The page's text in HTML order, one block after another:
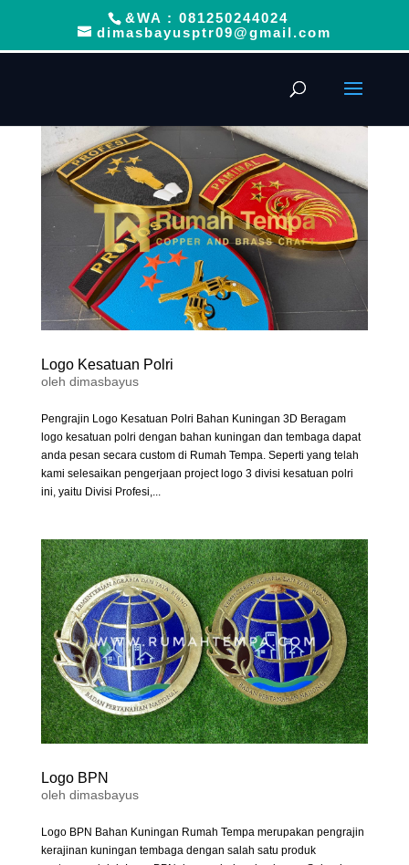
&WA : 081250244024
dimasbayusptr09@gmail.com
Logo Kesatuan Polri
oleh dimasbayus
Pengrajin Logo Kesatuan Polri Bahan Kuningan 3D Beragam
logo kesatuan polri dengan bahan kuningan dan tembaga dapat
anda pesan secara custom di Rumah Tempa. Seperti yang telah
kami selesaikan pengerjaan project logo 3 divisi kesatuan polri
ini, yaitu Divisi Profesi,...
Logo BPN
oleh dimasbayus
Logo BPN Bahan Kuningan Rumah Tempa merupakan pengrajin
kerajinan kuningan tembaga dengan salah satu produk